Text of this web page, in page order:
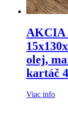
AKCIA
olej,
kartáč
Viac info